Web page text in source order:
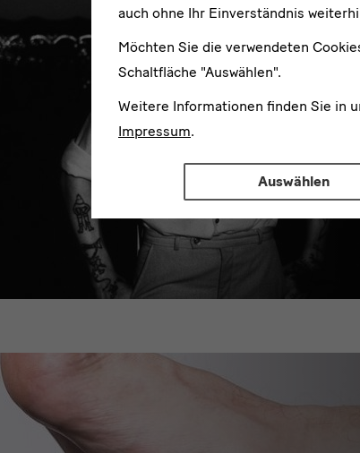
auch ohne Ihr Einverständnis
Möchten Sie die verwendeten
Schaltfläche "Auswählen".
Weitere Informationen finden Sie in
Impressum.
Auswählen